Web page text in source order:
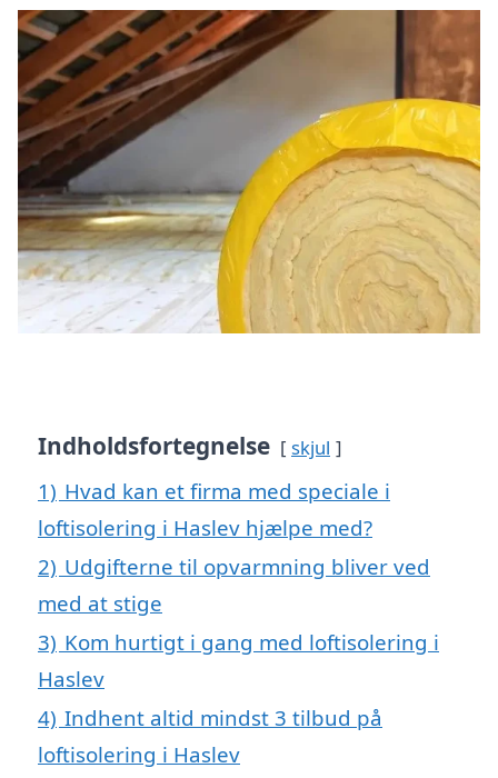
Indholdsfortegnelse skjul
1) Hvad kan et firma med speciale i
loftisolering i Haslev hjælpe med?
2) Udgifterne til opvarmning bliver ved
med at stige
3) Kom hurtigt i gang med loftisolering i
Haslev
4) Indhent altid mindst 3 tilbud på
loftisolering i Haslev